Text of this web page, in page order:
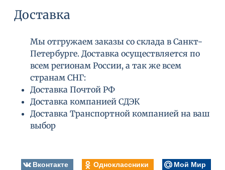
Доставка
Мы отгружаем заказы со склада в Санкт-
Петербурге. Доставка осуществляется по
всем регионам России, а так же всем
странам СНГ:
Доставка Почтой РФ
Доставка компанией СДЭК
Доставка Транспортной компанией на ваш
выбор
Вконтакте Одноклассники Мой Мир